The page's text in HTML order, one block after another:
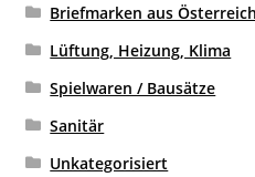
Briefmarken aus Österreich
Lüftung, Heizung, Klima
Spielwaren / Bausätze
Sanitär
Unkategorisiert